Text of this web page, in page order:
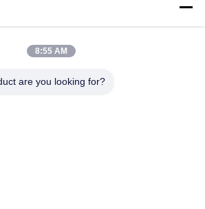
della salsa della pasta
il materiale da otturazione del sistema
degli inceppamenti PLC Linea di
8:55 AM
are you looking for?